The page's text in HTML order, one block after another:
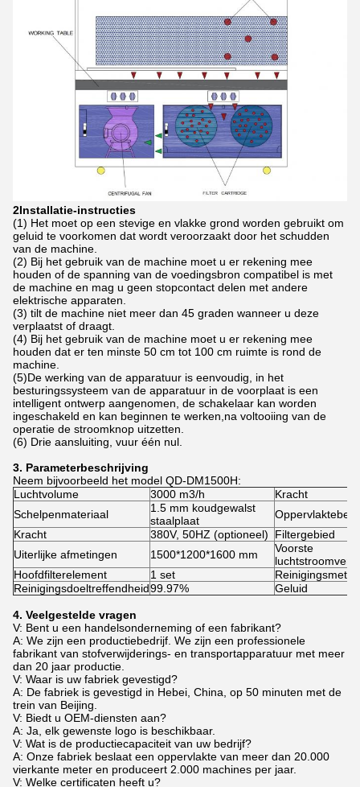
2Installatie-instructies
(1) Het moet op een stevige en vlakke grond worden gebruikt om
geluid te voorkomen dat wordt veroorzaakt door het schudden
van de machine.
(2) Bij het gebruik van de machine moet u er rekening mee
houden of de spanning van de voedingsbron compatibel is met
de machine en mag u geen stopcontact delen met andere
elektrische apparaten.
(3) tilt de machine niet meer dan 45 graden wanneer u deze
verplaatst of draagt.
(4) Bij het gebruik van de machine moet u er rekening mee
houden dat er ten minste 50 cm tot 100 cm ruimte is rond de
machine.
(5)De werking van de apparatuur is eenvoudig, in het
besturingssysteem van de apparatuur in de voorplaat is een
intelligent ontwerp aangenomen, de schakelaar kan worden
ingeschakeld en kan beginnen te werken,na voltooiing van de
operatie de stroomknop uitzetten.
(6) Drie aansluiting, vuur één nul.
3. Parameterbeschrijving
Neem bijvoorbeeld het model QD-DM1500H:
Luchtvolume
3000 m3/h
Kracht
Schelpenmateriaal
1.5 mm koudgewalst
staalplaat
Kracht
380V, 50HZ (optioneel)
Filtergebied
Uiterlijke afmetingen
1500*1200*1600 mm
Voorste
Hoofdfilterelement
1 set
Reinigingsdoeltreffendheid99.97% Geluid
4. Veelgestelde vragen
V: Bent u een handelsonderneming of een fabrikant?
A: We zijn een productiebedrijf. We zijn een professionele
fabrikant van stofverwijderings- en transportapparatuur met meer
dan 20 jaar productie.
V: Waar is uw fabriek gevestigd?
A: De fabriek is gevestigd in Hebei, China, op 50 minuten met de
trein van Beijing.
V: Biedt u OEM-diensten aan?
A: Ja, elk gewenste logo is beschikbaar.
V: Wat is de productiecapaciteit van uw bedrijf?
A: Onze fabriek beslaat een oppervlakte van meer dan 20.000
vierkante meter en produceert 2.000 machines per jaar.
V: Welke certificaten heeft u?